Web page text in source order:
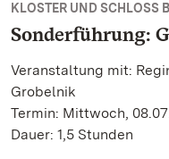
KLOSTER UND SCHLOSS
Sonderführung:
Veranstaltung mit:
Grobelnik
Termin: Mittwoch,
Dauer: 1,5 Stunden